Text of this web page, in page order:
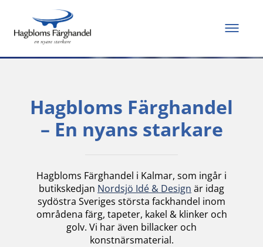
Allt du behöver för
att måla och renovera
Hagbloms Färghandel
– En nyans starkare
Hagbloms Färghandel i Kalmar, som ingår i
butikskedjan Nordsjö Idé & Design är idag
sydöstra Sveriges största fackhandel inom
områdena färg, tapeter, kakel & klinker och
golv. Vi har även billacker och
konstnärsmaterial.